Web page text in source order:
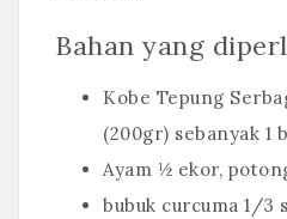
Bahan yang
Kobe Tepung
(200gr) sebanyak 1
Ayam ½ ekor,
bubuk curcuma 1/3